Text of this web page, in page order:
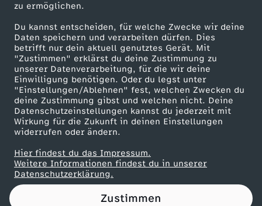
zu ermöglichen.
Du kannst entscheiden, für welche Zwecke wir deine
Daten speichern und verarbeiten dürfen. Dies
betrifft nur dein aktuell genutztes Gerät. Mit
"Zustimmen" erklärst du deine Zustimmung zu
unserer Datenverarbeitung, für die wir deine
Einwilligung benötigen. Oder du legst unter
"Einstellungen/Ablehnen" fest, welchen Zwecken du
deine Zustimmung gibst und welchen nicht. Deine
Datenschutzeinstellungen kannst du jederzeit mit
Wirkung für die Zukunft in deinen Einstellungen
widerrufen oder ändern.
Hier findest du das Impressum.
Weitere Informationen findest du in unserer
Datenschutzerklärung.
Zustimmen
r
V
W
-
K
r
i
ZDF goes Schule
Werbefernsehen
Mainzelmännchen
Partner